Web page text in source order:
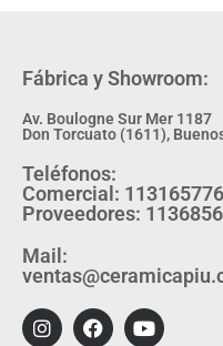
Fábrica y Showroom:
Av. Boulogne Sur Mer 1187
Don Torcuato (1611),
Teléfonos:
Comercial:
Proveedores:
Mail: